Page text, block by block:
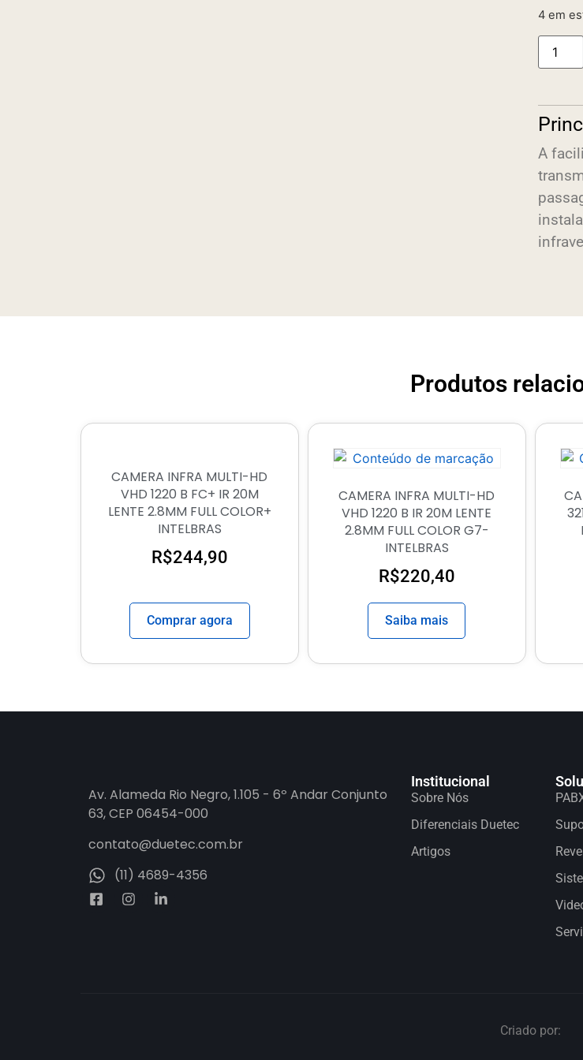
4 em
A
Produtos
CAMERA INFRA MULTI-HD
VHD 1220 B FC+ IR 20M
LENTE 2.8MM FULL COLOR+
INTELBRAS
R$244,90
Comprar agora
CAMERA INFRA MULTI-HD
VHD 1220 B IR 20M LENTE
2.8MM FULL COLOR G7-
INTELBRAS
R$220,40
Saiba mais
Av. Alameda Rio Negro, 1.105 - 6º Andar Conjunto
63, CEP 06454-000
contato@duetec.com.br
(11) 4689-4356
Institucional
Sobre Nós
Diferenciais Duetec
Artigos
Criado por: